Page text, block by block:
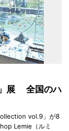
」展 全国のハ
vol.9」が8
Lemie（ルミ